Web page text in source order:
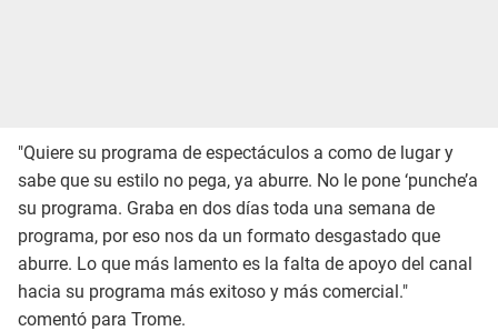
"Quiere su programa de espectáculos a como de lugar y
sabe que su estilo no pega, ya aburre. No le pone ‘punche’a
su programa. Graba en dos días toda una semana de
programa, por eso nos da un formato desgastado que
aburre. Lo que más lamento es la falta de apoyo del canal
hacia su programa más exitoso y más comercial."
comentó para Trome.